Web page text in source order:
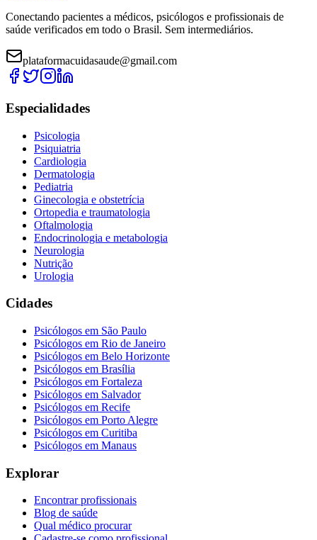
Conectando pacientes a médicos, psicólogos e profissionais de
saúde verificados em todo o Brasil. Sem intermediários.
plataformacuidasaude@gmail.com
Especialidades
Psicologia
Psiquiatria
Cardiologia
Dermatologia
Pediatria
Ginecologia e obstetrícia
Ortopedia e traumatologia
Oftalmologia
Endocrinologia e metabologia
Neurologia
Nutrição
Urologia
Cidades
Psicólogos em São Paulo
Psicólogos em Rio de Janeiro
Psicólogos em Belo Horizonte
Psicólogos em Brasília
Psicólogos em Fortaleza
Psicólogos em Salvador
Psicólogos em Recife
Psicólogos em Porto Alegre
Psicólogos em Curitiba
Psicólogos em Manaus
Explorar
Encontrar profissionais
Blog de saúde
Qual médico procurar